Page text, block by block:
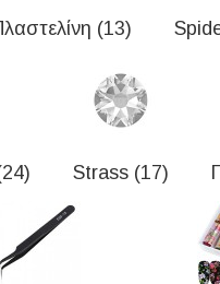
(13)
Strass (17)